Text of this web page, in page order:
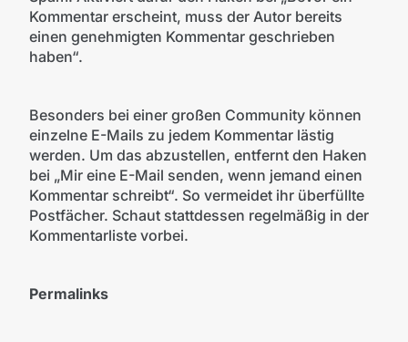
Kommentar erscheint, muss der Autor bereits
einen genehmigten Kommentar geschrieben
haben“.
Besonders bei einer großen Community können
einzelne E-Mails zu jedem Kommentar lästig
werden. Um das abzustellen, entfernt den Haken
bei „Mir eine E-Mail senden, wenn jemand einen
Kommentar schreibt“. So vermeidet ihr überfüllte
Postfächer. Schaut stattdessen regelmäßig in der
Kommentarliste vorbei.
Permalinks